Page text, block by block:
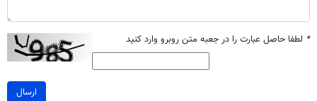
* لطفا حاصل عبارت را در جعبه متن روبرو وارد کنید
ارسال